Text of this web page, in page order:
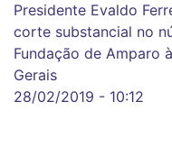
Presidente Evaldo
corte substancial no
Fundação de Amparo
Gerais
28/02/2019 - 10:12